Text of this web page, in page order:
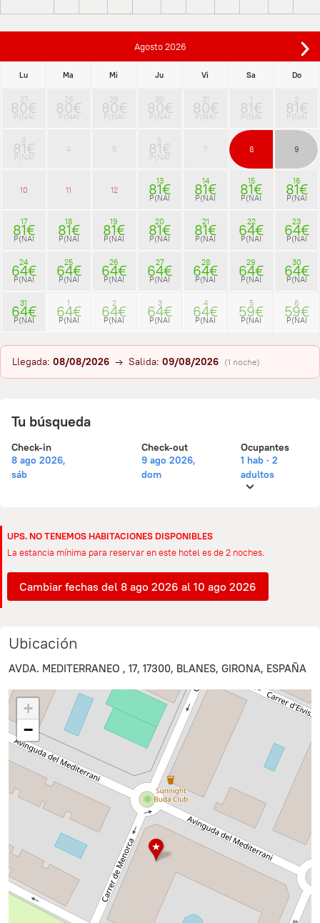
Agosto 2026
Lu Ma Mi Ju Vi Sa Do
27
80€
P(NAI
28
80€
P(NAI
29
80€
P(NAI
30
80€
P(NAI
31
80€
P(NAI
1
81€
P(NAI
2
81€
P(NAI
3
81€
P(NAI
4 5
6
81€
P(NAI
7 8 9
10 11 12
13
81€
P(NAI
14
81€
P(NAI
15
81€
P(NAI
16
81€
P(NAI
17
81€
P(NAI
18
81€
P(NAI
19
81€
P(NAI
20
81€
P(NAI
21
81€
P(NAI
22
64€
P(NAI
23
64€
P(NAI
24
64€
P(NAI
25
64€
P(NAI
26
64€
P(NAI
27
64€
P(NAI
28
64€
P(NAI
29
64€
P(NAI
30
64€
P(NAI
31
64€
P(NAI
1
64€
P(NAI
2
64€
P(NAI
3
64€
P(NAI
4
64€
P(NAI
5
59€
P(NAI
6
59€
P(NAI
Llegada: 08/08/2026 → Salida: 09/08/2026 (1 noche)
Tu búsqueda
Check-in
8 ago 2026,
sáb
Check-out
9 ago 2026,
dom
Ocupantes
1 hab · 2
adultos
UPS. NO TENEMOS HABITACIONES DISPONIBLES
La estancia mínima para reservar en este hotel es de 2 noches.
Cambiar fechas del 8 ago 2026 al 10 ago 2026
Ubicación
AVDA. MEDITERRANEO , 17, 17300, BLANES, GIRONA, ESPAÑA
+
−